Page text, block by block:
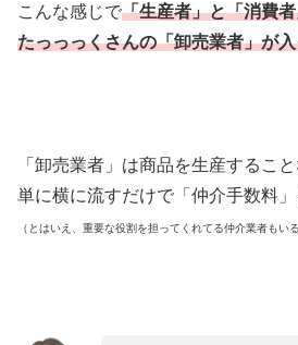
こんな感じで「生産者」と「消費
たっっっくさんの「卸売業者」が
「卸売業者」は商品を生産すること
単に横に流すだけで「仲介手数料」
（とはいえ、重要な役割を担ってくれてる仲介業者もい